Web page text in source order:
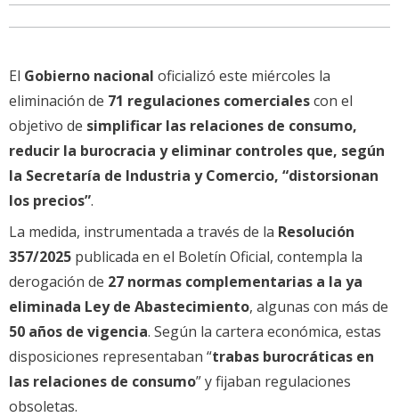
El Gobierno nacional oficializó este miércoles la
eliminación de 71 regulaciones comercialescon el
objetivo de simplificar las relaciones de consumo,
reducir la burocracia y eliminar controles que, según
la Secretaría de Industria y Comercio, “distorsionan
los precios”.
La medida, instrumentada a través de la Resolución
357/2025 publicada en el Boletín Oficial, contempla la
derogación de 27 normas complementarias a la ya
eliminada Ley de Abastecimiento, algunas con más de
50 años de vigencia. Según la cartera económica, estas
disposiciones representaban “trabas burocráticas en
las relaciones de consumo” y fijaban regulaciones
obsoletas.